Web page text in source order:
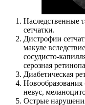
Наследственные
сетчатки.
Дистрофии
макуле
сосудисто-
серозная
Диабетическая
Новообразования
невус,
Острые